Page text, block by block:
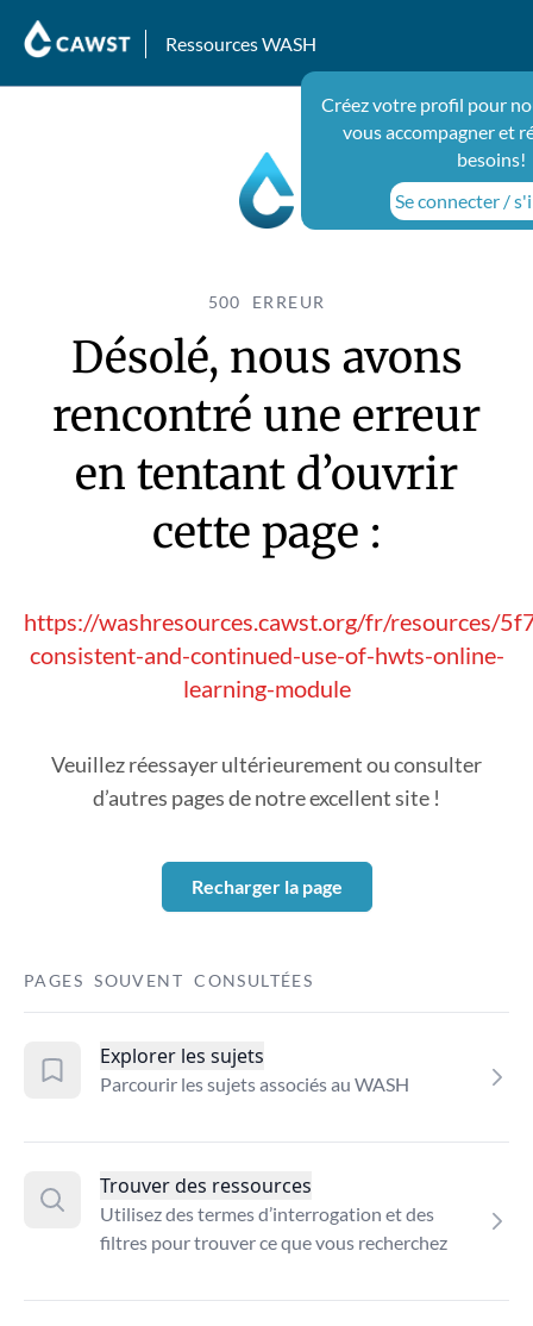
Ressources WASH
Créez votre profil pour
vous accompagner et
besoins!
Se connecter /
500 ERREUR
Désolé, nous avons
rencontré une erreur
en tentant d’ouvrir
cette page :
https://washresources.cawst.org/fr/resources/
consistent-and-continued-use-of-hwts-online-
learning-module
Veuillez réessayer ultérieurement ou consulter
d’autres pages de notre excellent site !
Recharger la page
PAGES SOUVENT CONSULTÉES
Explorer les sujets
Parcourir les sujets associés au WASH
Trouver des ressources
Utilisez des termes d’interrogation et des
filtres pour trouver ce que vous recherchez